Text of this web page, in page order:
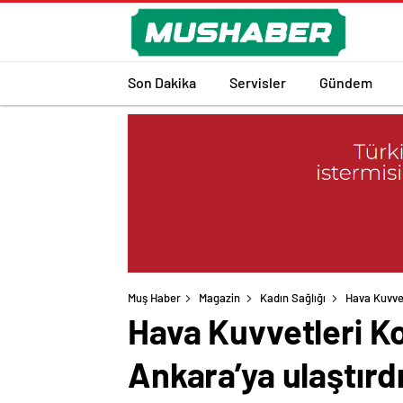
Son Dakika Servisler Gündem
Muş Haber Magazin Kadın Sağlığı Hava
Hava Kuvvetleri
Ankara’ya